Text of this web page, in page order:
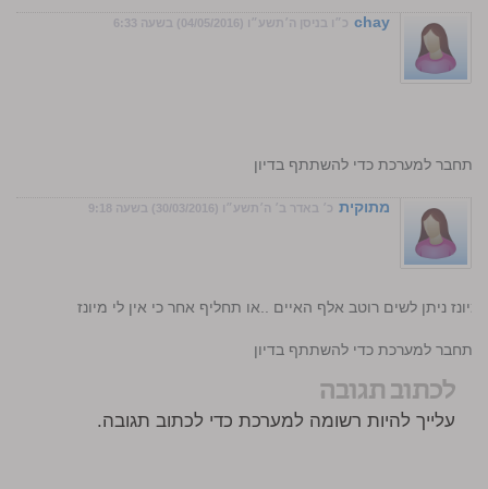
chay כ״ו בניסן ה׳תשע״ו (04/05/2016) בשעה 6:33
התחבר למערכת כדי להשתתף בדיון
מתוקית כ׳ באדר ב׳ ה׳תשע״ו (30/03/2016) בשעה 9:18
ניתן לשים רוטב אלף האיים ..או תחליף אחר כי אין לי מיונז
התחבר למערכת כדי להשתתף בדיון
לכתוב תגובה
עלייך להיות רשומה למערכת כדי לכתוב תגובה.